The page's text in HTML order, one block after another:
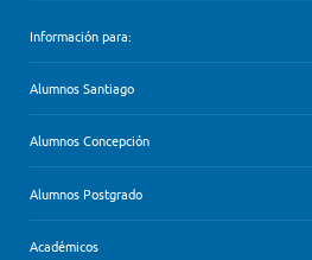
Información para:
Alumnos Santiago
Alumnos Concepción
Alumnos Postgrado
Académicos